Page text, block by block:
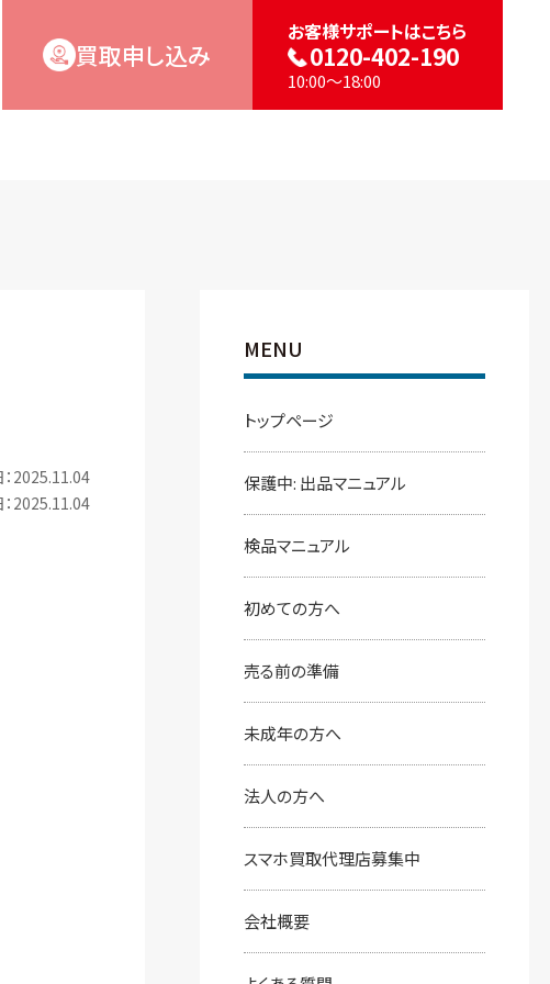
買取申し込み
お客様サポートはこちら
0120-402-190
10:00～18:00
2025.11.04
2025.11.04
MENU
トップページ
保護中: 出品マニュアル
検品マニュアル
初めての⽅へ
売る前の準備
未成年の方へ
法人の方へ
スマホ買取代理店募集中
会社概要